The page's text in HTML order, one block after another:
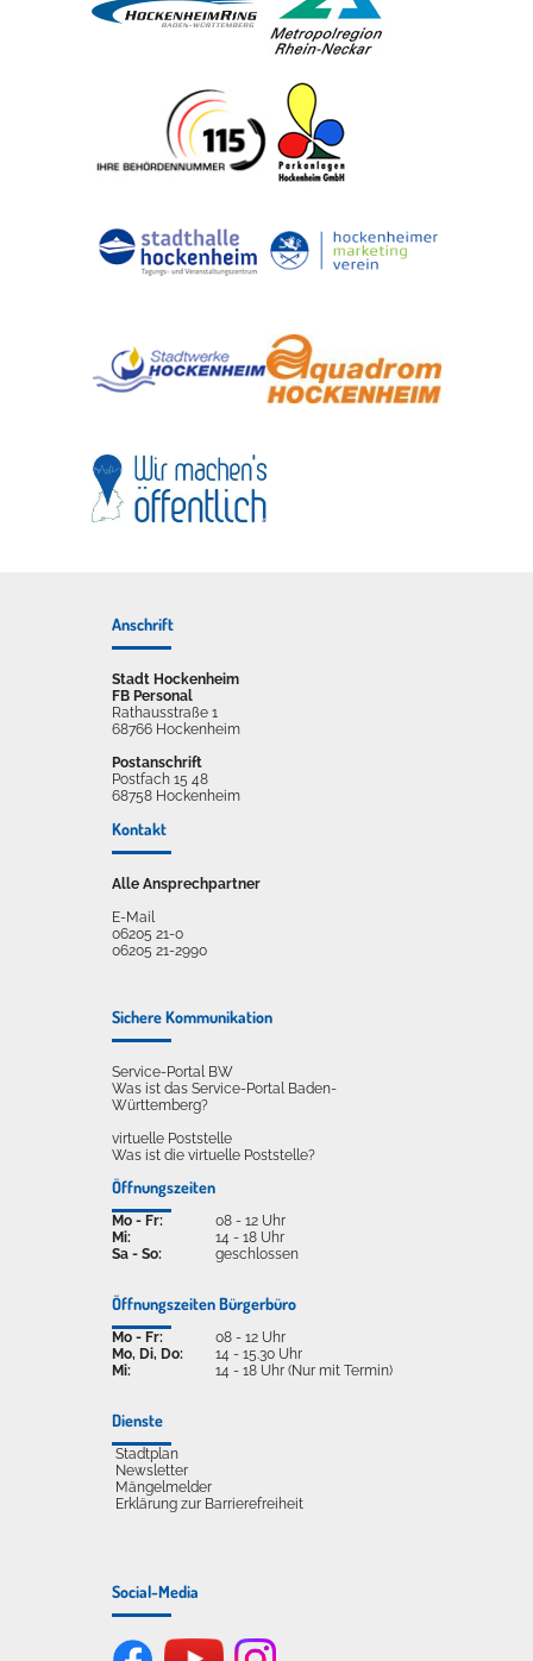
Anschrift
Stadt Hockenheim
FB Personal
Rathausstraße 1
68766 Hockenheim
Postanschrift
Postfach 15 48
68758 Hockenheim
Kontakt
Alle Ansprechpartner
E-Mail
06205 21-0
06205 21-2990
Sichere Kommunikation
Service-Portal BW
Was ist das Service-Portal Baden-
Württemberg?
virtuelle Poststelle
Was ist die virtuelle Poststelle?
Öffnungszeiten
Mo - Fr:
Mi:
Sa - So:
08 - 12 Uhr
14 - 18 Uhr
geschlossen
Öffnungszeiten Bürgerbüro
Mo - Fr:
Mo, Di, Do:
Mi:
08 - 12 Uhr
14 - 15.30 Uhr
14 - 18 Uhr (Nur mit Termin)
Dienste
Stadtplan
Newsletter
Mängelmelder
Erklärung zur Barrierefreiheit
Social-Media